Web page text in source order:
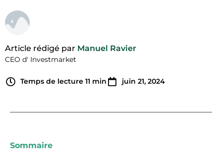
Article rédigé par Manuel Ravier
CEO d' Investmarket
Temps de lecture 11 min juin 21, 2024
Sommaire